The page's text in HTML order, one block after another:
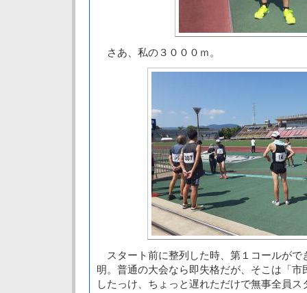
さあ、私の３０００ｍ。
スタート前に整列した時、第１コールがで
明。普通の大会なら即失格だが、そこは「
したっけ、ちょっと遅れただけで無事全員ス